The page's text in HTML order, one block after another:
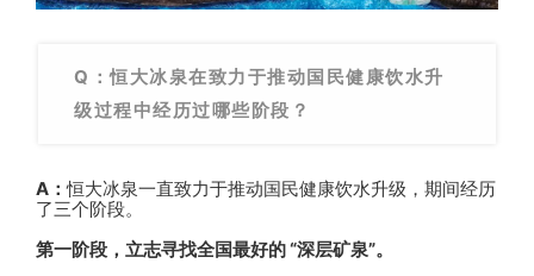
Q：恒大冰泉在致力于推动国民健康饮水升
级过程中经历过哪些阶段？
A：恒大冰泉一直致力于推动国民健康饮水升级，期间经历
了三个阶段。
第一阶段，立志寻找全国最好的 “深层矿泉”。